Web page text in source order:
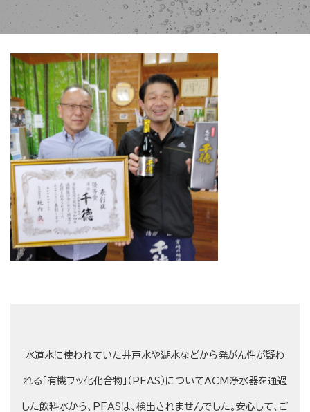
水道水に使われていた井戸水や湖水などから発がん性が疑わ
れる「有機フッ化化合物」（PFAS）についてACM浄水器を通過
した飲料水から、PFASは、検出されませんでした。安心して、ご